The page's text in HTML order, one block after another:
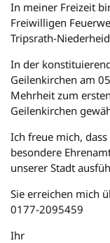
In meiner Freizeit
Freiwilligen
Tripsrath-
In der
Geilenkirchen am
Mehrheit zum
Geilenkirchen
Ich freue mich,
besondere
unserer Stadt
Sie erreichen mich
0177-2095459
Ihr